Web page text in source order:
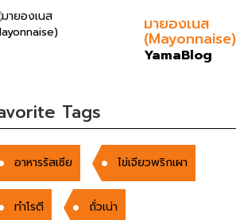
มายองเนส
(Mayonnaise)
YamaBlog
Tags
อาหารรัสเซีย ไข่เจียวพริกเผา
ทำโรตี ถั่วเน่า